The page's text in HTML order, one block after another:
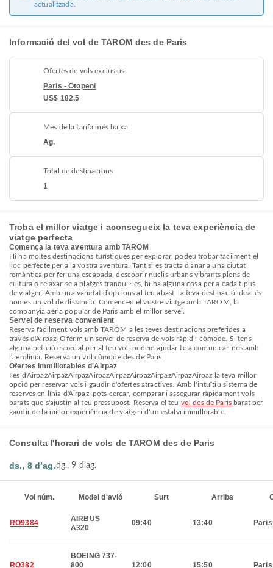
actualitzada.
Informació del vol de TAROM des de Paris
Ofertes de vols exclusius
Paris - Otopeni
US$ 182.5
Mes de la tarifa més baixa
Ag.
Total de destinacions
1
Troba el millor viatge i aconsegueix la teva experiència de
viatge perfecta
Comença la teva aventura amb TAROM
Hi ha moltes destinacions turístiques per explorar, podeu trobar fàcilment el
lloc perfecte per a la vostra aventura. Tant si es tracta d'anar a una ciutat
romàntica per fer una escapada, descobrir nuclis urbans vibrants plens de
cultura o relaxar-se a platges tranquil·les, hi ha alguna cosa per a cada tipus
de viatger. Amb una varietat d'opcions al teu abast, la teva destinació ideal és
només un vol de distància. Comenceu el vostre viatge amb TAROM, la
companyia aèria popular de Paris amb el millor servei.
Servei de reserva convenient
Reserva fàcilment vols amb TAROM a les teves destinacions preferides a
través d'Airpaz. Oferim un servei de reserva de vols ràpid i còmode. Si tens
alguna petició especial per al teu vol, podem ajudar-te a comunicar-nos amb
l'aerolínia. Reserva un vol còmode des de Paris.
Ofertes immillorables d'Airpaz
Fes d'AirpazAirpazAirpazAirpazAirpazAirpazAirpazAirpazAirpaz la teva millor
opció per reservar vols i gaudir d'ofertes atractives. Amb l'intuïtiu sistema de
reserves en línia d'Airpaz, pots cercar, comparar i assegurar ràpidament vols
barats que s'ajustin al teu pressupost. Reserva el teu vol des de Parisbarat per
gaudir de la millor experiència de viatge i d'un estalvi immillorable.
Consulta l'horari de vols de TAROM des de Paris
ds., 8 d’ag.dg., 9 d’ag.
Vol núm. Model d'avió Surt Arriba
RO9384
AIRBUS
A320
09:40 13:40 Paris
RO382
BOEING 737-
800
12:00 15:50 Paris